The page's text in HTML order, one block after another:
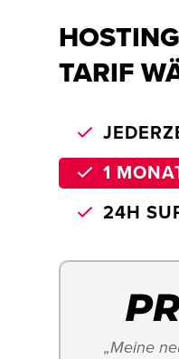
HOSTING
TARIF
1
24H
„Meine